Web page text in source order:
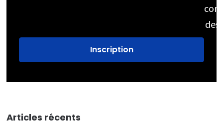
des
Articles récents